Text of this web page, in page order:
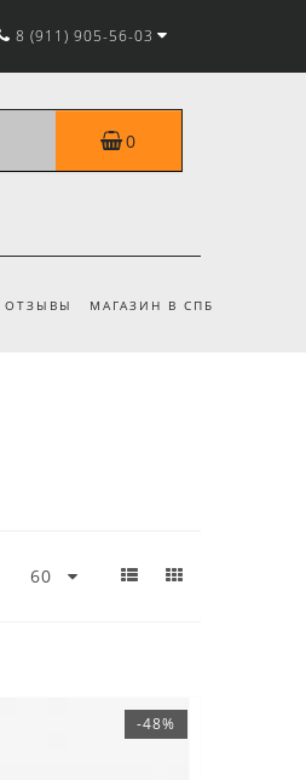
8 (911) 905-56-03
0
ОТЗЫВЫ МАГАЗИН В СПБ
-48%